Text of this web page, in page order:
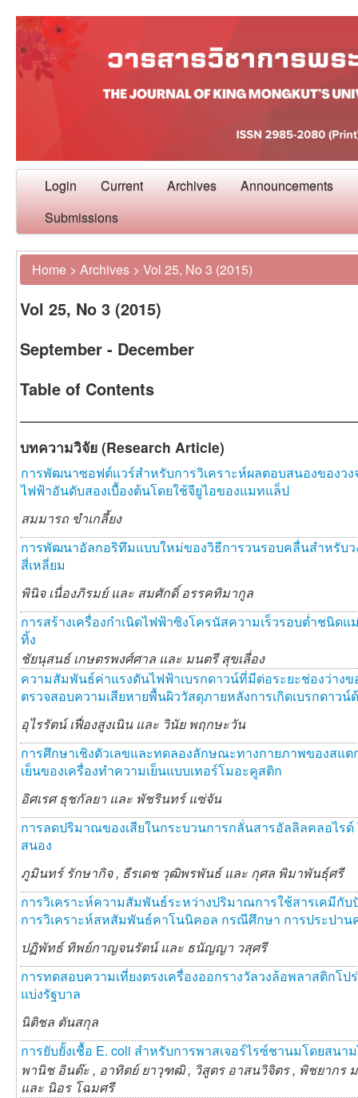
Login Current Archives Announcements
Submissions
Home > Archives > Vol 25, No 3 (2015)
Vol 25, No 3 (2015)
September - December
Table of Contents
บทความวิจัย (Research Article)
การพัฒนาซอฟต์แวร์สำหรับการวิเคราะห์ผลตอบสนองของว
ไฟฟ้าอันดับสองเบื้องต้นโดยใช้จียูไอของแมทแล็ป
สมมารถ ขำเกลี้ยง
การพัฒนาอัลกอริทึมแบบใหม่ของวิธีการวนรอบคลื่นสำหรับ
สี่เหลี่ยม
พินิจ เนื่องภิรมย์ และ สมศักดิ์ อรรคทิมากูล
การสร้างเครื่องกำเนิดไฟฟ้าซิงโครนัสความเร็วรอบต่ำชนิดแ
ทิ้ง
ชัยนุสนธ์ เกษตรพงศ์ศาล และ มนตรี สุขเลื่อง
ความสัมพันธ์ค่าแรงดันไฟฟ้าเบรกดาวน์ที่มีต่อระยะช่องว่างข
ตรวจสอบความเสียหายพื้นผิววัสดุภายหลังการเกิดเบรกดาวน์
อุไรรัตน์ เฟื่องสูงเนิน และ วินัย พฤกษะวัน
การศึกษาเชิงตัวเลขและทดลองลักษณะทางกายภาพของสแ
เย็นของเครื่องทำความเย็นแบบเทอร์โมอะคูสติก
อิศเรศ ธุชกัลยา และ พัชรินทร์ แซ่จัน
การลดปริมาณของเสียในกระบวนการกลั่นสารอัลลิลคลอไร
สนอง
ภูมินทร์ รักษากิจ , ธีรเดช วุฒิพรพันธ์ และ กุศล พิมาพันธุ์ศรี
การวิเคราะห์ความสัมพันธ์ระหว่างปริมาณการใช้สารเคมีกั
การวิเคราะห์สหสัมพันธ์คาโนนิคอล กรณีศึกษา การประปาน
ปฏิพัทธ์ ทิพย์กาญจนรัตน์ และ ธนัญญา วสุศรี
การทดสอบความเที่ยงตรงเครื่องออกรางวัลวงล้อพลาสติกโ
แบ่งรัฐบาล
นิติชล ตันสกุล
การยับยั้งเชื้อ E. coli สำหรับการพาสเจอร์ไรซ์ชานมโดยสนา
พานิช อินต๊ะ , อาทิตย์ ยาวุฑฒิ , วิสูตร อาสนวิจิตร , พิชยากร
และ นิอร โฉมศรี